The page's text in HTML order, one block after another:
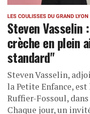
LES COULISSES DU GRAND LYON
Steven Vasselin
crèche en plein
standard"
Steven Vasselin,
la Petite Enfance,
Ruffier-Fossoul,
Chaque jour, un